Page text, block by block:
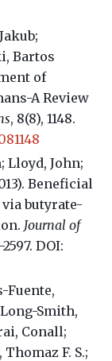
Jakub;
Bartos
of
A Review
, 8(8), 1148.
Lloyd, John;
. Beneficial
butyrate-
Journal of
DOI:
Fuente,
Long-Smith,
, Conall;
, Thomaz F. S.;